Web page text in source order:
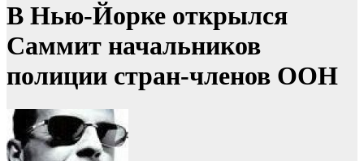
В Нью-Йорке открылся
Саммит начальников
полиции стран-членов ООН